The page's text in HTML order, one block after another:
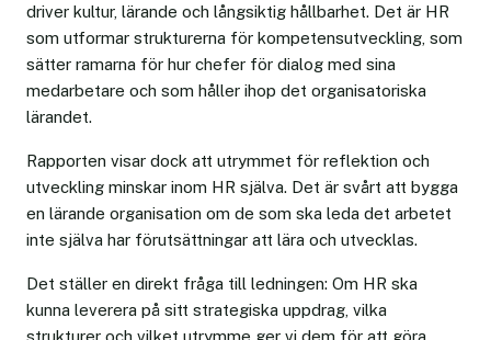
driver kultur, lärande och långsiktig hållbarhet. Det är HR
som utformar strukturerna för kompetensutveckling, som
sätter ramarna för hur chefer för dialog med sina
medarbetare och som håller ihop det organisatoriska
lärandet.
Rapporten visar dock att utrymmet för reflektion och
utveckling minskar inom HR själva. Det är svårt att bygga
en lärande organisation om de som ska leda det arbetet
inte själva har förutsättningar att lära och utvecklas.
Det ställer en direkt fråga till ledningen: Om HR ska
kunna leverera på sitt strategiska uppdrag, vilka
strukturer och vilket utrymme ger vi dem för att göra